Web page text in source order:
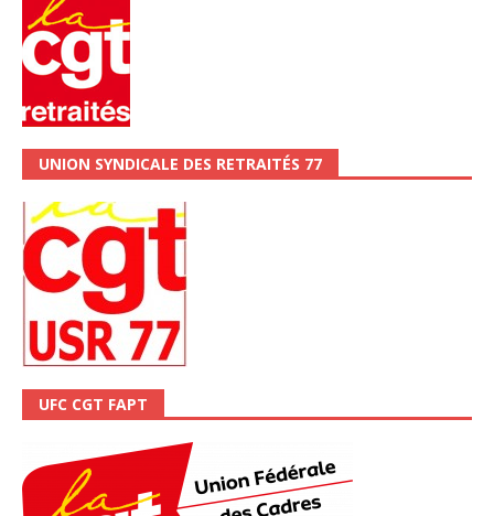
UNION SYNDICALE DES RETRAITÉS 77
UFC CGT FAPT